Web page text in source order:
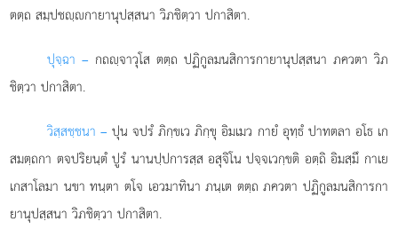
ตตฺถ สมฺปชฺกายานุปสฺสนา วิภชิตฺวา ปกาสิตา.
ปุจฺฉา – กถฺจาวุโส ตตฺถ ปฏิกูลมนสิการกายานุปสฺสนา ภควตา วิภ
ชิตฺวา ปกาสิตา.
วิสฺสชฺชนา – ปุน จปรํ ภิกฺขเว ภิกฺขุ อิมเมว กายํ อุทฺธํ ปาทตลา อโธ เก
สมตฺถกา ตจปริยนฺตํ ปูรํ นานปฺปการสฺส อสุจิโน ปจฺจเวกฺขติ อตฺถิ อิมสฺมึ กาเย
เกสาโลมา นขา ทนฺตา ตโจ เอวมาทินา ภนฺเต ตตฺถ ภควตา ปฏิกูลมนสิการกา
ยานุปสฺสนา วิภชิตฺวา ปกาสิตา.